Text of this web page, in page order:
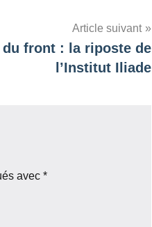
Article suivant
du front : la riposte de
l’Institut Iliade
avec *